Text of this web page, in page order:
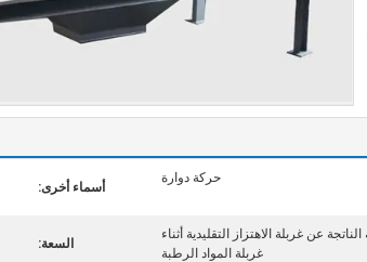
حركة دوارة
أسماء أخرى:
عن غربلة الاهتزاز التقليدية أثناء
غربلة المواد الرطبة
السعة: